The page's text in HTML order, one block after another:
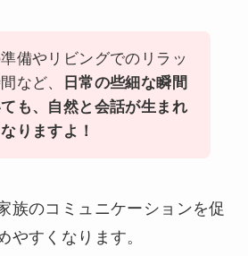
備やリビングでのリラッ
など、
日常の些細な瞬間
も、自然と会話が生まれ
りますよ！
族のコミュニケーションを促
やすくなります。